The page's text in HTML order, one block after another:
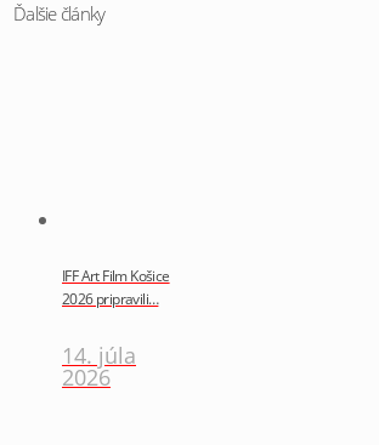
Ďalšie články
IFF Art Film Košice
2026 pripravili…
14. júla
2026